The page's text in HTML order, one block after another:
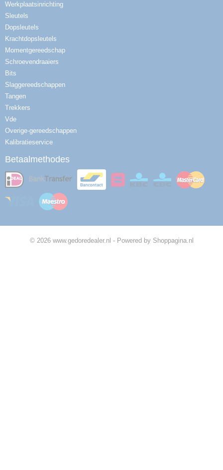
Werkplaatsinrichting
Sleutels
Dopsleutels
Krachtdopsleutels
Momentgereedschap
Schroevendraaiers
Bits
Slaggereedschappen
Tangen
Trekkers
Vde
Overige-gereedschappen
Kalibratieservice
Betaalmethodes
© 2026 www.gedoredealer.nl - Powered by Shoppagina.nl